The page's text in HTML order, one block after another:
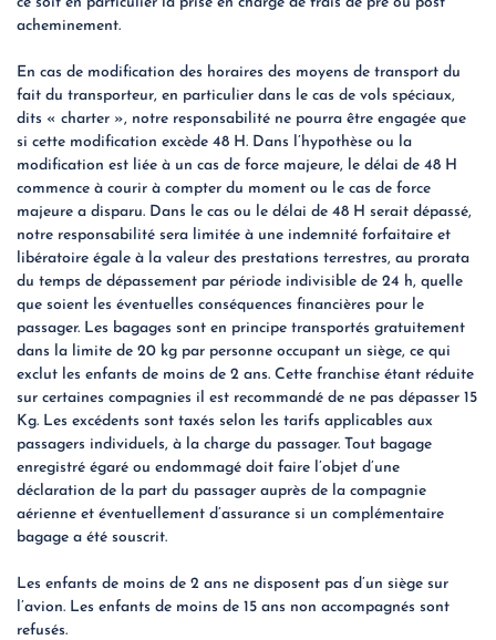
acheminement.
En cas de modification des horaires des moyens de transport du
fait du transporteur, en particulier dans le cas de vols spéciaux,
dits « charter », notre responsabilité ne pourra être engagée que
si cette modification excède 48 H. Dans l’hypothèse ou la
modification est liée à un cas de force majeure, le délai de 48 H
commence à courir à compter du moment ou le cas de force
majeure a disparu. Dans le cas ou le délai de 48 H serait dépassé,
notre responsabilité sera limitée à une indemnité forfaitaire et
libératoire égale à la valeur des prestations terrestres, au prorata
du temps de dépassement par période indivisible de 24 h, quelle
que soient les éventuelles conséquences financières pour le
passager. Les bagages sont en principe transportés gratuitement
dans la limite de 20 kg par personne occupant un siège, ce qui
exclut les enfants de moins de 2 ans. Cette franchise étant réduite
sur certaines compagnies il est recommandé de ne pas dépasser 15
Kg. Les excédents sont taxés selon les tarifs applicables aux
passagers individuels, à la charge du passager. Tout bagage
enregistré égaré ou endommagé doit faire l’objet d’une
déclaration de la part du passager auprès de la compagnie
aérienne et éventuellement d’assurance si un complémentaire
bagage a été souscrit.
Les enfants de moins de 2 ans ne disposent pas d’un siège sur
l’avion. Les enfants de moins de 15 ans non accompagnés sont
refusés.